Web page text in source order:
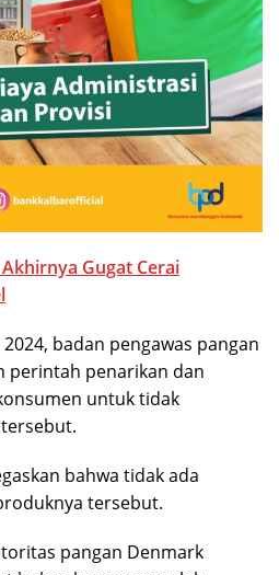
Gugat Cerai
2024, badan pengawas pangan
perintah penarikan dan
untuk tidak
bahwa tidak ada
tersebut.
pangan Denmark